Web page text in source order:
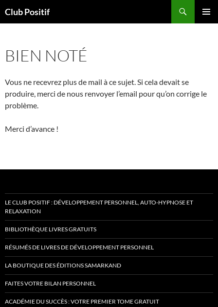
auClub Positif
BIEN NOTÉ
Vous ne recevrez plus de mail à ce sujet. Si cela devait se
produire, merci de nous renvoyer l’email pour qu’on corrige le
problème.
Merci d’avance !
LE CLUB POSITIF : DÉVELOPPEMENT PERSONNEL, AUTO-HYPNOSE ET
RELAXATION
BIBLIOTHÈQUE LIVRES GRATUITS
RÉSUMÉS DE LIVRES DE DÉVELOPPEMENT PERSONNEL
LA BOUTIQUE DES ÉDITIONS SAMARKAND
FAITES VOTRE BILAN PERSONNEL
ACADÉMIE DU SUCCÈS : VOTRE PREMIER TOME GRATUIT